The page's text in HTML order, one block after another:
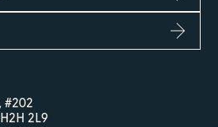
#202
2L9